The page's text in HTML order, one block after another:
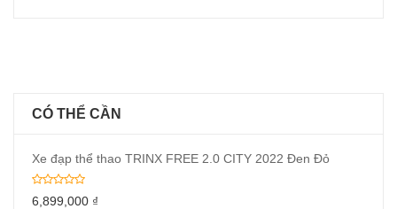
CÓ THỂ CẦN
Xe đạp thể thao TRINX FREE 2.0 CITY 2022 Đen Đỏ
6,899,000 ₫